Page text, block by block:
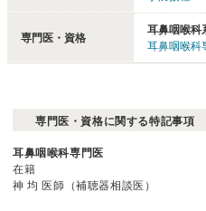
専門医・資格
耳鼻咽喉科
耳鼻咽喉科
専門医・資格に関する特記事項
耳鼻咽喉科専門医
在籍
神 均 医師（補聴器相談医）